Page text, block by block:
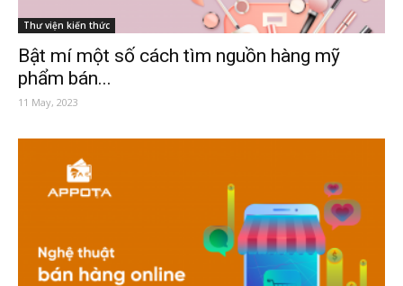
Thư viện kiến thức
Bật mí một số cách tìm nguồn hàng mỹ
phẩm bán...
11 May, 2023